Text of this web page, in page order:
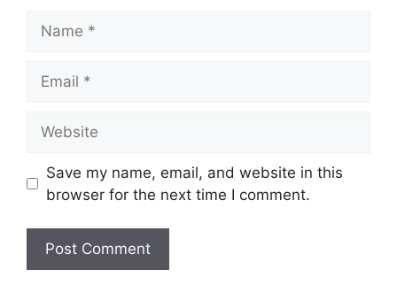
Save my name, email, and website in this
browser for the next time I comment.